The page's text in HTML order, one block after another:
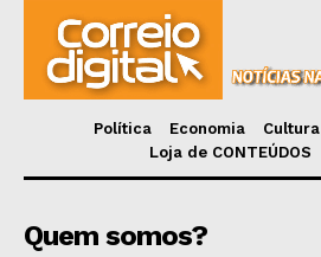
Política Economia Cultura
Loja de CONTEÚDOS
Quem somos?